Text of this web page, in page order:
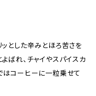
ッとした辛みとほろ苦さを
ばれ、チャイやスパイスカ
はコーヒーに一粒乗せて